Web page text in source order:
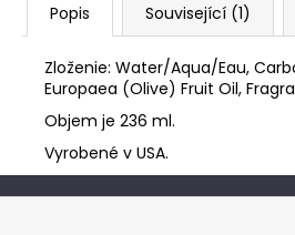
Popis Související (1)
Zloženie: Water/Aqua/Eau,
Europaea (Olive) Fruit Oil,
Objem je 236 ml.
Vyrobené v USA.
Z